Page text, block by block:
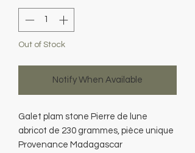
Out of Stock
Notify When Available
Galet plam stone Pierre de lune
abricot de 230 grammes, pièce unique
Provenance Madagascar